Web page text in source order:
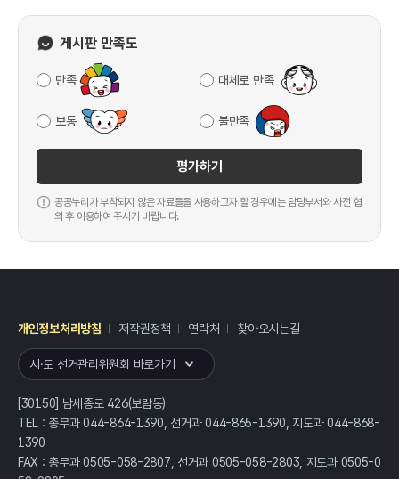
게시판 만족도
만족 대체로 만족
보통 불만족
평가하기
공공누리가 부착되지 않은 자료들을 사용하고자 할 경우에는 담당부서와 사전 협
의 후 이용하여 주시기 바랍니다.
개인정보처리방침 저작권정책 연락처 찾아오시는길
시·도 선거관리위원회 바로가기
[30150] 남세종로 426(보람동)
TEL : 총무과 044-864-1390, 선거과 044-865-1390, 지도과 044-868-
1390
FAX : 총무과 0505-058-2807, 선거과 0505-058-2803, 지도과 0505-0